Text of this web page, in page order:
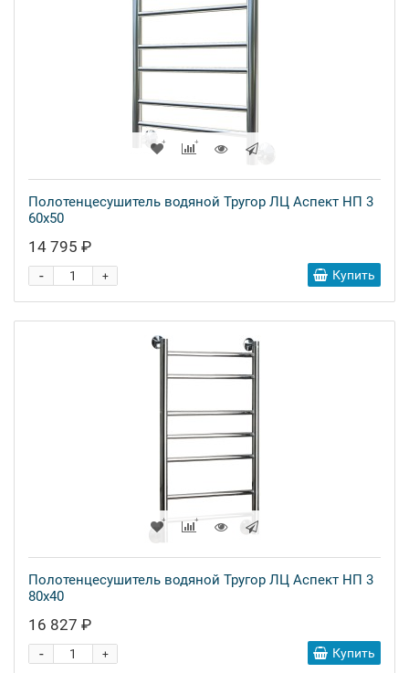
Полотенцесушитель водяной Тругор ЛЦ Аспект НП 3
60x50
14 795 ₽
+
- Купить
Полотенцесушитель водяной Тругор ЛЦ Аспект НП 3
80x40
16 827 ₽
+
- Купить